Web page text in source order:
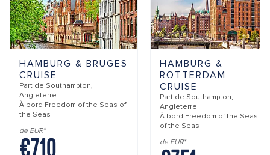
HAMBURG & BRUGES
CRUISE
Part de Southampton,
Angleterre
À bord Freedom of the Seas of
the Seas
de EUR*
HAMBURG &
ROTTERDAM
CRUISE
Part de Southampton,
Angleterre
À bord Freedom of the Seas
of the Seas
de EUR*